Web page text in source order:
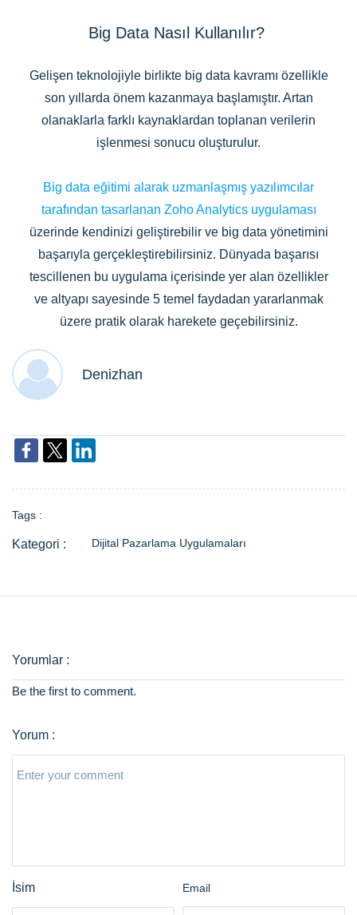
Big Data Nasıl Kullanılır?
Gelişen teknolojiyle birlikte big data kavramı özellikle
son yıllarda önem kazanmaya başlamıştır. Artan
olanaklarla farklı kaynaklardan toplanan verilerin
işlenmesi sonucu oluşturulur.
Big data eğitimi alarak uzmanlaşmış yazılımcılar
tarafından tasarlanan Zoho Analytics uygulaması
üzerinde kendinizi geliştirebilir ve big data yönetimini
başarıyla gerçekleştirebilirsiniz. Dünyada başarısı
tescillenen bu uygulama içerisinde yer alan özellikler
ve altyapı sayesinde 5 temel faydadan yararlanmak
üzere pratik olarak harekete geçebilirsiniz.
Denizhan
Tags :
Dijital Pazarlama Uygulamaları
Be the first to comment.
Email